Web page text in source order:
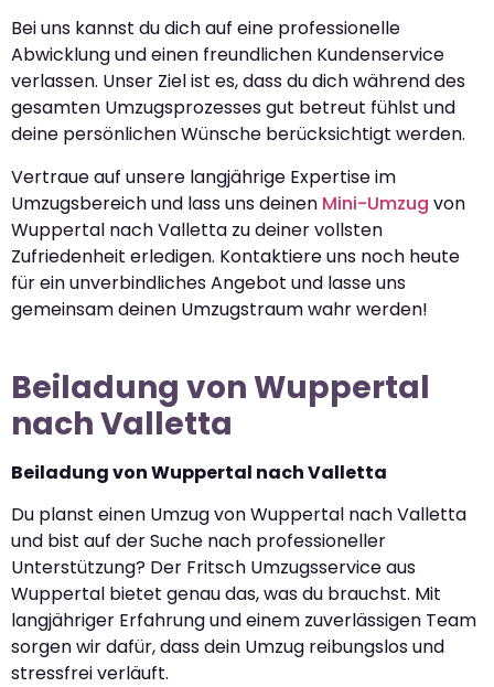
Bei uns kannst du dich auf eine professionelle
Abwicklung und einen freundlichen Kundenservice
verlassen. Unser Ziel ist es, dass du dich während des
gesamten Umzugsprozesses gut betreut fühlst und
deine persönlichen Wünsche berücksichtigt werden.
Vertraue auf unsere langjährige Expertise im
Umzugsbereich und lass uns deinen Mini-Umzug von
Wuppertal nach Valletta zu deiner vollsten
Zufriedenheit erledigen. Kontaktiere uns noch heute
für ein unverbindliches Angebot und lasse uns
gemeinsam deinen Umzugstraum wahr werden!
Beiladung von Wuppertal
nach Valletta
Beiladung von Wuppertal nach Valletta
Du planst einen Umzug von Wuppertal nach Valletta
und bist auf der Suche nach professioneller
Unterstützung? Der Fritsch Umzugsservice aus
Wuppertal bietet genau das, was du brauchst. Mit
langjähriger Erfahrung und einem zuverlässigen Team
sorgen wir dafür, dass dein Umzug reibungslos und
stressfrei verläuft.